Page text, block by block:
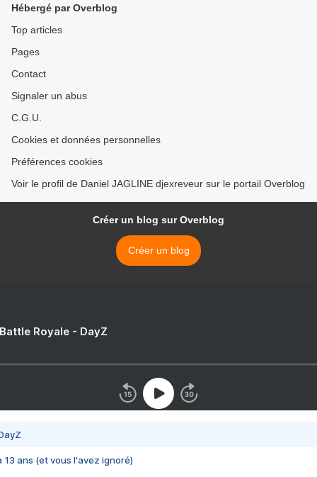
Hébergé par Overblog
Top articles
Pages
Contact
Signaler un abus
C.G.U.
Cookies et données personnelles
Préférences cookies
Voir le profil de Daniel JAGLINE djexreveur sur le portail Overblog
Créer un blog sur Overblog
Créer un blog
Royale - DayZ
13 ans (et vous l'avez ignoré)